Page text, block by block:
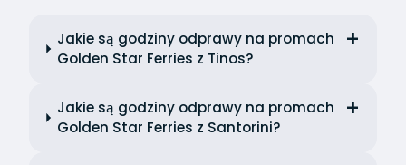
Jakie są godziny odprawy na promach
Golden Star Ferries z Tinos?
Jakie są godziny odprawy na promach
Golden Star Ferries z Santorini?